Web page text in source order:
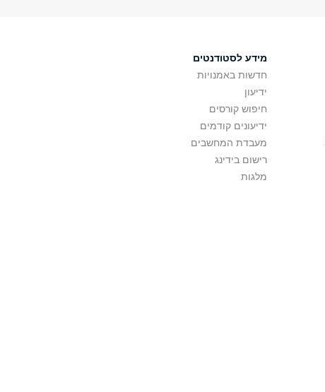
מידע לסטודנטים
חדשות באמנויות
ידיעון
חיפוש קורסים
ידיעונים קודמים
מעבדת המחשבים
רישום בידינג
מלגות